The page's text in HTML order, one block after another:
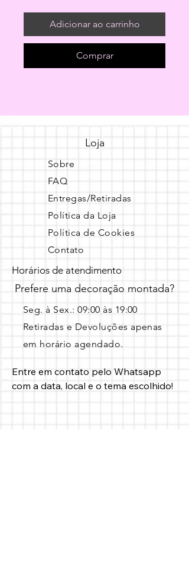
Adicionar ao carrinho
Comprar
Loja
Sobre
FAQ
Entregas/Retiradas
Política da Loja
Política de Cookies
Contato
Horários de atendimento
Prefere uma decoração montada?
Seg. à Sex.: 09:00 às 19:00 ​
Retiradas e Devoluções apenas
em horário agendado.
Entre em contato pelo Whatsapp
com a data, local e o tema escolhido!